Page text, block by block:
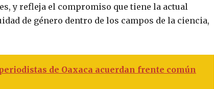
y refleja el compromiso que tiene la actual
de género dentro de los campos de la ciencia,
de Oaxaca acuerdan frente común